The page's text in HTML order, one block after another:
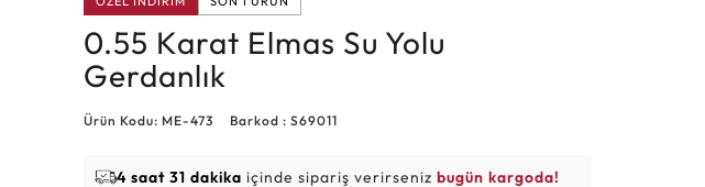
0.55 Karat Elmas Su Yolu
Gerdanlık
Ürün Kodu: ME-473 Barkod : S69011
4 saat 31 dakika içinde sipariş verirsenizbugün kargoda!